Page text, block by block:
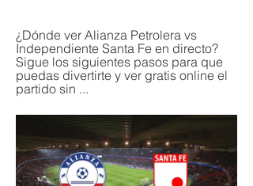
¿Dónde ver Alianza Petrolera vs
Independiente Santa Fe en directo?
Sigue los siguientes pasos para que
puedas divertirte y ver gratis online el
partido sin ...